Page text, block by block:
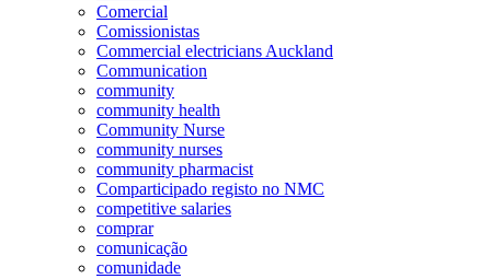
Comercial
Comissionistas
Commercial electricians Auckland
Communication
community
community health
Community Nurse
community nurses
community pharmacist
Comparticipado registo no NMC
competitive salaries
comprar
comunicação
comunidade